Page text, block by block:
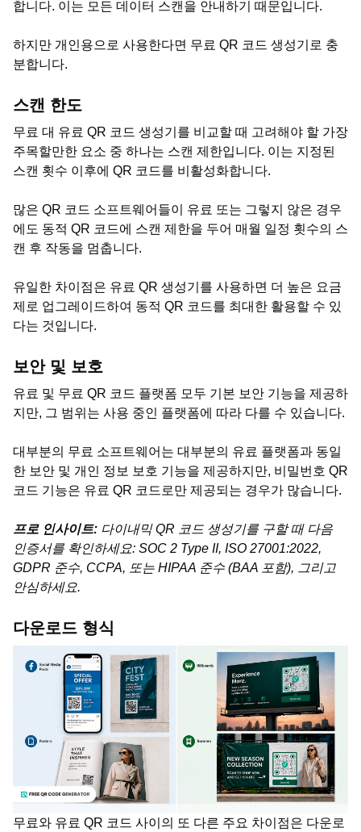
합니다. 이는 모든 데이터 스캔을 안내하기 때문입니다.
하지만 개인용으로 사용한다면 무료 QR 코드 생성기로 충
분합니다.
스캔 한도
무료 대 유료 QR 코드 생성기를 비교할 때 고려해야 할 가장
주목할만한 요소 중 하나는 스캔 제한입니다. 이는 지정된
스캔 횟수 이후에 QR 코드를 비활성화합니다.
많은 QR 코드 소프트웨어들이 유료 또는 그렇지 않은 경우
에도 동적 QR 코드에 스캔 제한을 두어 매월 일정 횟수의 스
캔 후 작동을 멈춥니다.
유일한 차이점은 유료 QR 생성기를 사용하면 더 높은 요금
제로 업그레이드하여 동적 QR 코드를 최대한 활용할 수 있
다는 것입니다.
보안 및 보호
유료 및 무료 QR 코드 플랫폼 모두 기본 보안 기능을 제공하
지만, 그 범위는 사용 중인 플랫폼에 따라 다를 수 있습니다.
대부분의 무료 소프트웨어는 대부분의 유료 플랫폼과 동일
한 보안 및 개인 정보 보호 기능을 제공하지만, 비밀번호 QR
코드 기능은 유료 QR 코드로만 제공되는 경우가 많습니다.
프로 인사이트: 다이내믹 QR 코드 생성기를 구할 때 다음
인증서를 확인하세요: SOC 2 Type II, ISO 27001:2022,
GDPR 준수, CCPA, 또는 HIPAA 준수 (BAA 포함), 그리고
안심하세요.
다운로드 형식
무료와 유료 QR 코드 사이의 또 다른 주요 차이점은 다운로